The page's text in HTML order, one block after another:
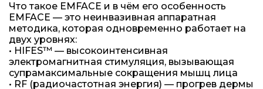
Что такое EMFACE и в чём его особенность
EMFACE — это неинвазивная аппаратная
методика, которая одновременно работает на
двух уровнях:
• HIFES™ — высокоинтенсивная
электромагнитная стимуляция, вызывающая
супрамаксимальные сокращения мышц лица
• RF (радиочастотная энергия) — прогрев дермы